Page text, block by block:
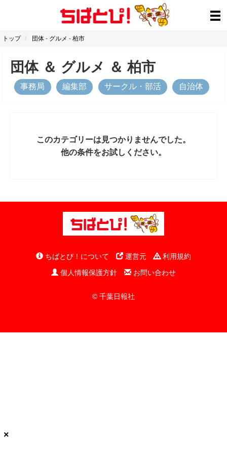
トップ 団体 - グルメ - 柏市
団体＆ グルメ ＆柏市
事務局 編集部 サークル・部活 自治体
このカテゴリーは見つかりませんでした。
他の条件をお試しください。
ちばとぴ！について 運営元
利用規約
個人情報保護方針
お問い合わせ
© 千葉日報社
×